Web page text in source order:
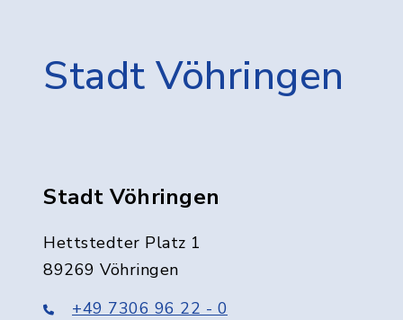
Stadt Vöhringen
Stadt Vöhringen
Hettstedter Platz 1
89269 Vöhringen
+49 7306 96 22 - 0